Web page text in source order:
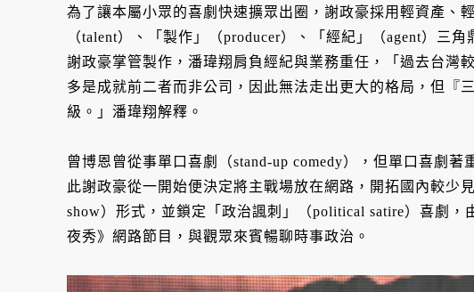
為了讓本屬小眾的喜劇快速擴眾出圈，謝政豪採用輕資產、
（talent）、「製作」（producer）、「經紀」（agent）三
謝政豪掌管製作，潘瑋翔肩負經紀與業務重任，「過去台灣
多是成就前二者而非公司，因此無法走出更大的格局，但『
級。」潘瑋翔解釋。
曾博恩曾從事單口喜劇（stand-up comedy），但單口喜劇
此謝政豪從一開始便決定將主戰場放在網路，開拓國內較少
show）形式，並鎖定「政治諷刺」（political satire）喜劇，
夜秀》網路節目，與觀眾來賓暢聊時事政治。